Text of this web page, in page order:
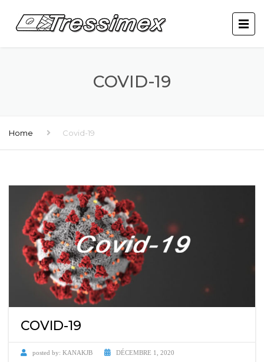
COVID-19
Home Covid-19
COVID-19
posted by: KANAKJB
DÉCEMBRE 1, 2020